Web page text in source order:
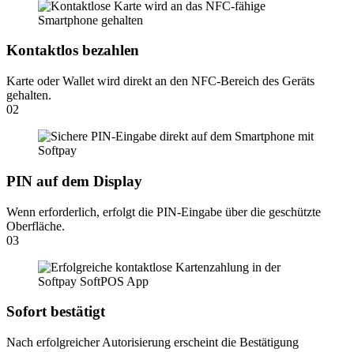
Kontaktlos bezahlen
Karte oder Wallet wird direkt an den NFC-Bereich des Geräts
gehalten.
02
PIN auf dem Display
Wenn erforderlich, erfolgt die PIN-Eingabe über die geschützte
Oberfläche.
03
Sofort bestätigt
Nach erfolgreicher Autorisierung erscheint die Bestätigung